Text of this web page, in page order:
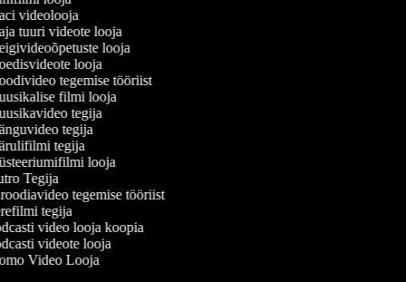
videolooja
tuuri videote looja
looja
looja
tegemise tööriist
filmi looja
tegija
tegija
tegija
looja
Tegija
tegemise tööriist
tegija
video looja koopia
videote looja
Video Looja